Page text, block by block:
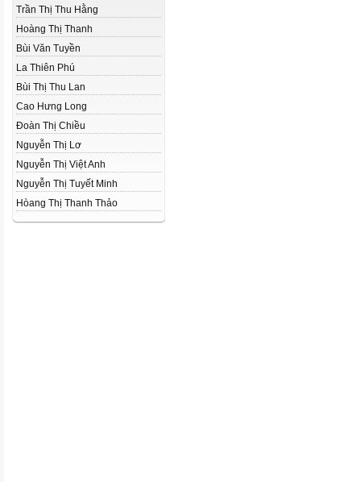
Trần Thị Thu Hằng
Hoàng Thị Thanh
Bùi Văn Tuyền
La Thiên Phú
Bùi Thị Thu Lan
Cao Hưng Long
Đoàn Thị Chiều
Nguyễn Thị Lơ
Nguyễn Thị Việt Anh
Nguyễn Thị Tuyết Minh
Hòang Thị Thanh Thảo